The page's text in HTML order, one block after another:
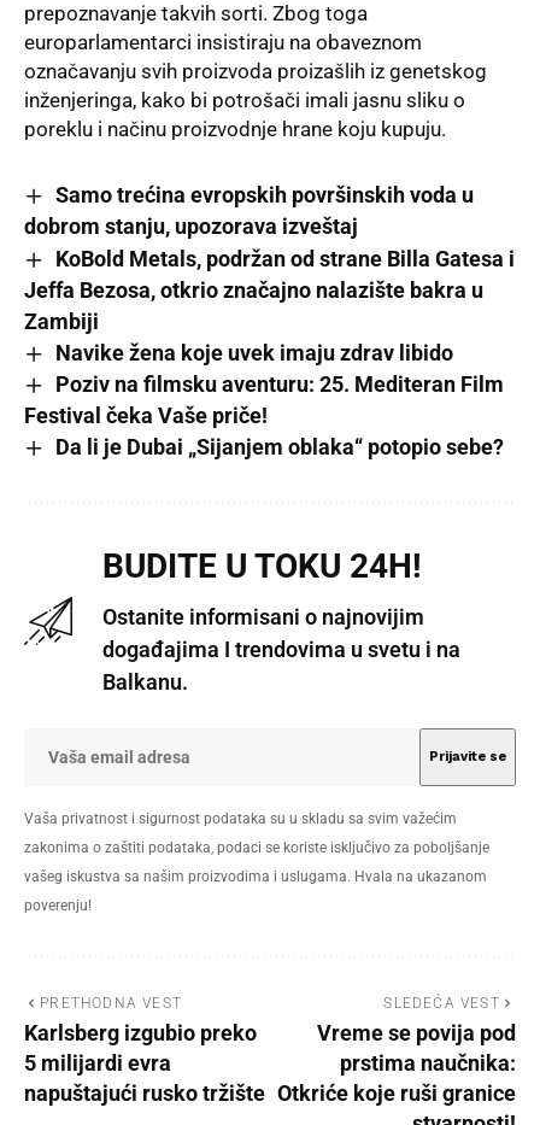
prepoznavanje takvih sorti. Zbog toga
europarlamentarci insistiraju na obaveznom
označavanju svih proizvoda proizašlih iz genetskog
inženjeringa, kako bi potrošači imali jasnu sliku o
poreklu i načinu proizvodnje hrane koju kupuju.
Samo trećina evropskih površinskih voda u
dobrom stanju, upozorava izveštaj
KoBold Metals, podržan od strane Billa Gatesa i
Jeffa Bezosa, otkrio značajno nalazište bakra u
Zambiji
Navike žena koje uvek imaju zdrav libido
Poziv na filmsku aventuru: 25. Mediteran Film
Festival čeka Vaše priče!
Da li je Dubai „Sijanjem oblaka“ potopio sebe?
BUDITE U TOKU 24H!
Ostanite informisani o najnovijim
događajima I trendovima u svetu i na
Balkanu.
Vaša privatnost i sigurnost podataka su u skladu sa svim važećim
zakonima o zaštiti podataka, podaci se koriste isključivo za poboljšanje
vašeg iskustva sa našim proizvodima i uslugama. Hvala na ukazanom
poverenju!
PRETHODNA VEST
Karlsberg izgubio preko
5 milijardi evra
napuštajući rusko tržište
SLEDEĆA VEST
Vreme se povija pod
prstima naučnika:
Otkriće koje ruši granice